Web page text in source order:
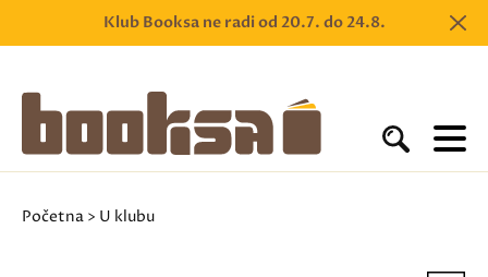
Klub Booksa ne radi od 20.7. do 24.8.
Početna > U klubu